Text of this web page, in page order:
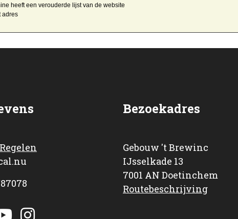
heeft een verouderde lijst van de website
adres
Bezoekadres
Gebouw 't Brewinc
IJsselkade 13
7001 AN Doetinchem
Routebeschrijving